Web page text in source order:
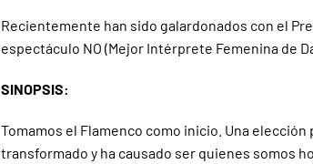
Recientemente han sido galardonados con el
espectáculo NO (Mejor Intérprete Femenina de
SINOPSIS:
Tomamos el Flamenco como inicio. Una
transformado y ha causado ser quienes somos